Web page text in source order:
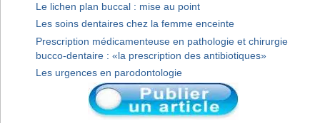
Le lichen plan buccal : mise au point
Les soins dentaires chez la femme enceinte
Prescription médicamenteuse en pathologie et chirurgie
bucco-dentaire : «la prescription des antibiotiques»
Les urgences en parodontologie